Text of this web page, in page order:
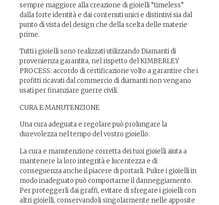
sempre maggiore alla creazione di gioielli “timeless”
dalla forte identità e dai contenuti unici e distintivi sia dal
punto di vista del design che della scelta delle materie
prime.
Tutti i gioielli sono realizzati utilizzando Diamanti di
provenienza garantita, nel rispetto del KIMBERLEY
PROCESS: accordo di certificazione volto a garantire che i
profitti ricavati dal commercio di diamanti non vengano
usati per finanziare guerre civili.
CURA E MANUTENZIONE
Una cura adeguata e regolare può prolungare la
durevolezza nel tempo del vostro gioiello.
La cura e manutenzione corretta dei tuoi gioielli aiuta a
mantenere la loro integrità e lucentezza e di
conseguenza anche il piacere di portarli. Pulire i gioielli in
modo inadeguato può comportarne il danneggiamento.
Per proteggerli dai graffi, evitare di sfregare i gioielli con
altri gioielli, conservandoli singolarmente nelle apposite